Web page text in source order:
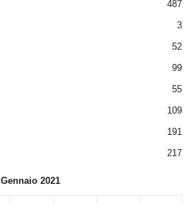
487
3
52
99
55
109
191
217
Gennaio 2021